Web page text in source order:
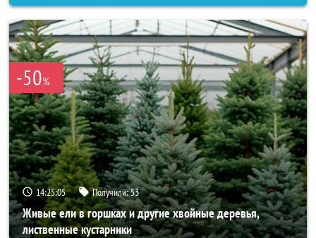
-50%
14:25:04 Получили:53
Живые ели в горшках и другие хвойные деревья,
лиственные кустарники